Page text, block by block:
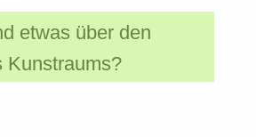
etwas über den
Kunstraums?